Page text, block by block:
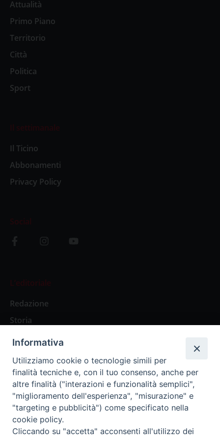
Attualità
Primo Piano
Territorio
Città
Politica
Sport
Il settimanale
Il Ticino
Abbonamenti
Privacy Policy
Social
L’editoriale
Redazione
Storia
Abbonamenti
Abbonamento Annuale Digitale
Abbonamento Annuale Cartaceo
Abbonamento Singola Copia Digitale
Informativa
Utilizziamo cookie o tecnologie simili per
finalità tecniche e, con il tuo consenso, anche per
altre finalità ("interazioni e funzionalità semplici",
"miglioramento dell'esperienza", "misurazione" e
"targeting e pubblicità") come specificato nella
cookie policy.
Cliccando su "accetta" acconsenti all'utilizzo dei